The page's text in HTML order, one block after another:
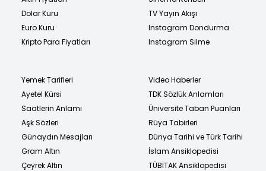
Dolar Kuru
Euro Kuru
Kripto Para Fiyatları
TV Yayın Akışı
Instagram Dondurma
Instagram Silme
Yemek Tarifleri
Ayetel Kürsi
Saatlerin Anlamı
Aşk Sözleri
Günaydın Mesajları
Gram Altın
Çeyrek Altın
Video Haberler
TDK Sözlük Anlamları
Üniversite Taban Puanları
Rüya Tabirleri
Dünya Tarihi ve Türk Tarihi
İslam Ansiklopedisi
TÜBİTAK Ansiklopedisi